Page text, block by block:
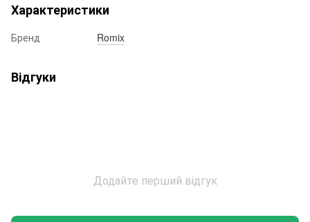
Характеристики
Бренд Romix
Відгуки
Додайте перший відгук